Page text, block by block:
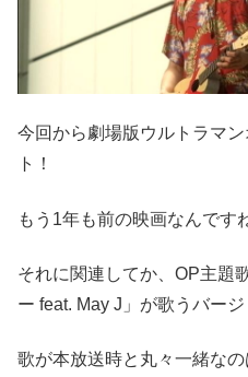
今回から劇場版ウルトラマ
ト！
もう1年も前の映画なんです
それに関連してか、OP主題
ー feat. May J」が歌うバー
歌が本放送時と丸々一緒な